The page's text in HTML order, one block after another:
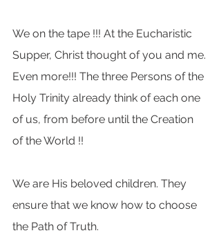
We on the tape !!! At the Eucharistic
Supper, Christ thought of you and me.
Even more!!! The three Persons of the
Holy Trinity already think of each one
of us, from before until the Creation
of the World !!
We are His beloved children. They
ensure that we know how to choose
the Path of Truth.